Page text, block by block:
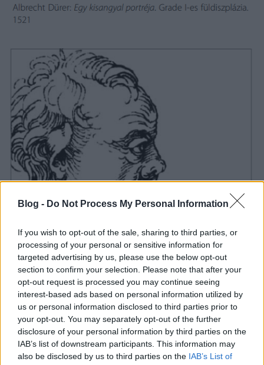
Blog - Do Not Process My Personal Information
If you wish to opt-out of the sale, sharing to third parties, or
processing of your personal or sensitive information for
targeted advertising by us, please use the below opt-out
section to confirm your selection. Please note that after your
opt-out request is processed you may continue seeing
interest-based ads based on personal information utilized by
us or personal information disclosed to third parties prior to
your opt-out. You may separately opt-out of the further
disclosure of your personal information by third parties on the
IAB’s list of downstream participants. This information may
also be disclosed by us to third parties on the IAB’s List of